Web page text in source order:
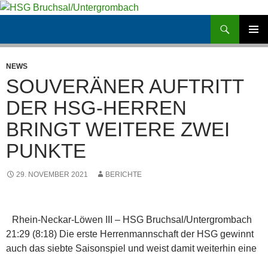
Zum
NEWS
SOUVERÄNER AUFTRITT
DER HSG-HERREN
BRINGT WEITERE ZWEI
PUNKTE
29. NOVEMBER 2021 BERICHTE
Rhein-Neckar-Löwen III – HSG Bruchsal/Untergrombach
21:29 (8:18) Die erste Herrenmannschaft der HSG gewinnt
auch das siebte Saisonspiel und weist damit weiterhin eine